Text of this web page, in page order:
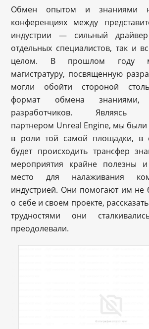
Обмен опытом и знаниями
конференциях между
индустрии — сильный
отдельных специалистов, так и
целом. В прошлом году
магистратуру, посвященную
могли обойти стороной
формат обмена
разработчиков. Являясь
партнером Unreal Engine, мы были
в роли той самой площадки, в
будет происходить трансфер
мероприятия крайне полезны и
место для налаживания
индустрией. Они помогают им не
о себе и своем проекте,
трудностями они
преодолевали.